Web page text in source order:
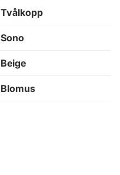
Tvålkopp
Sono
Beige
Blomus